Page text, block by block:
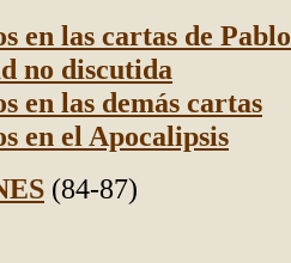
en las cartas de
no discutida
en las demás cartas
en el Apocalipsis
(84-87)